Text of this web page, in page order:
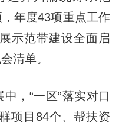
年度43项重点工作
示范带建设全面启
清单。
，“一区”落实对口
项目84个、帮扶资